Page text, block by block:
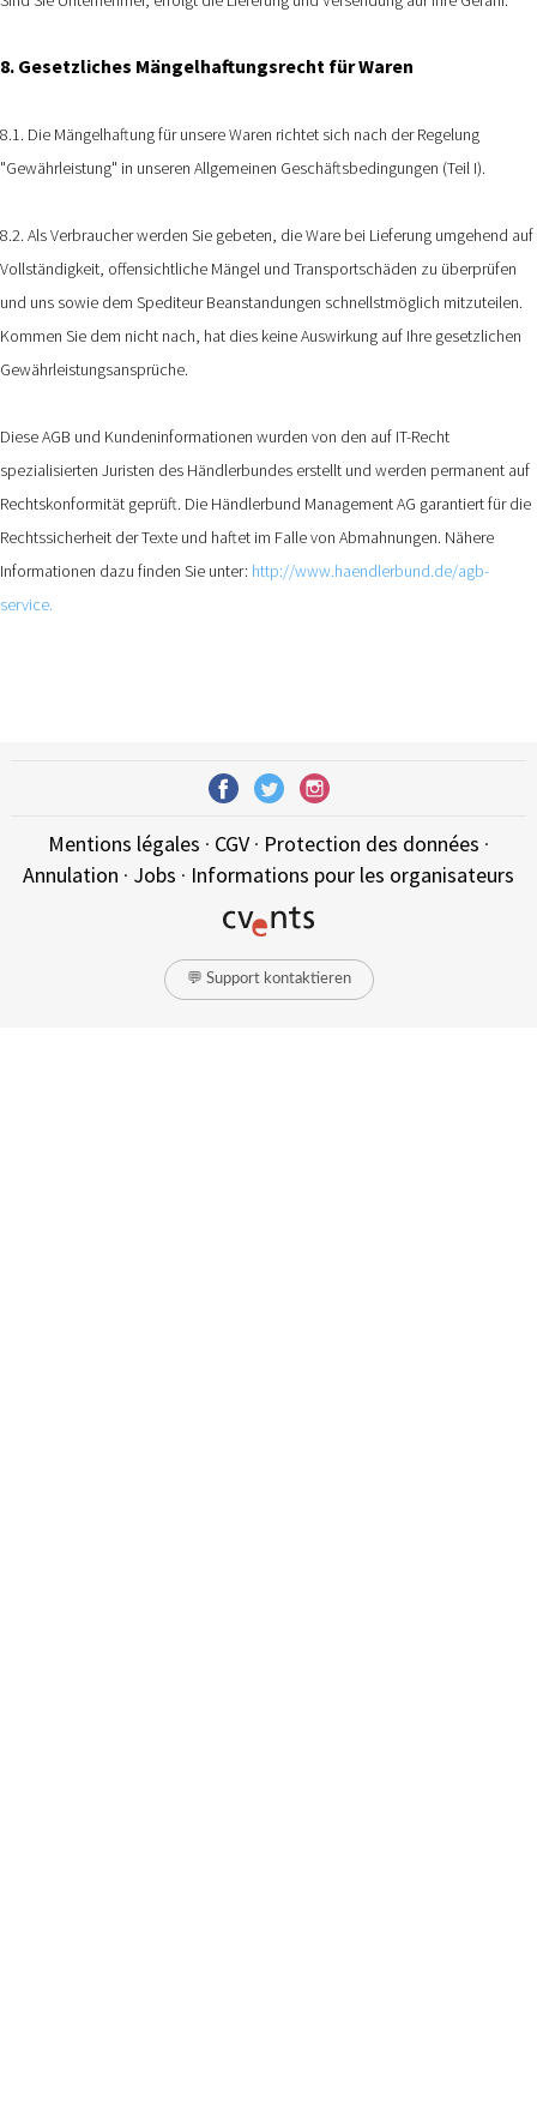
8. Gesetzliches Mängelhaftungsrecht für Waren
8.1. Die Mängelhaftung für unsere Waren richtet sich nach der Regelung
"Gewährleistung" in unseren Allgemeinen Geschäftsbedingungen (Teil I).
8.2. Als Verbraucher werden Sie gebeten, die Ware bei Lieferung umgehend auf
Vollständigkeit, offensichtliche Mängel und Transportschäden zu überprüfen
und uns sowie dem Spediteur Beanstandungen schnellstmöglich mitzuteilen.
Kommen Sie dem nicht nach, hat dies keine Auswirkung auf Ihre gesetzlichen
Gewährleistungsansprüche.
Diese AGB und Kundeninformationen wurden von den auf IT-Recht
spezialisierten Juristen des Händlerbundes erstellt und werden permanent auf
Rechtskonformität geprüft. Die Händlerbund Management AG garantiert für die
Rechtssicherheit der Texte und haftet im Falle von Abmahnungen. Nähere
Informationen dazu finden Sie unter: http://www.haendlerbund.de/agb-
service.
Mentions légales · CGV· Protection des données ·
Annulation · Jobs · Informations pour les organisateurs
💬 Support kontaktieren